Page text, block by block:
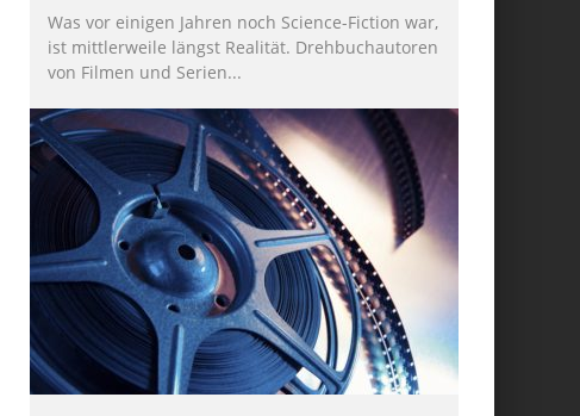
Was vor einigen Jahren noch Science-Fiction war,
ist mittlerweile längst Realität. Drehbuchautoren
von Filmen und Serien...